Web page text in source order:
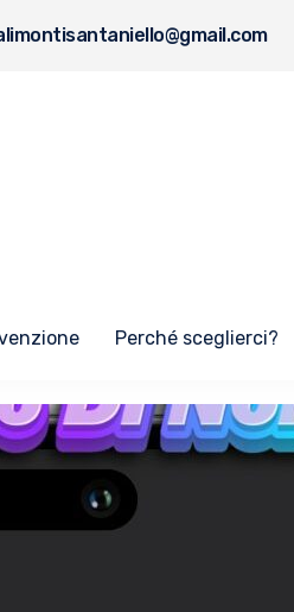
Perché sceglierci?